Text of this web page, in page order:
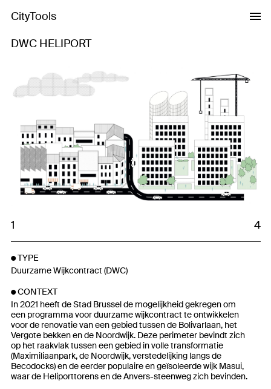
CityTools
DWC HELIPORT
Previous Next
1 4
TYPE
Duurzame Wijkcontract (DWC)
CONTEXT
In 2021 heeft de Stad Brussel de mogelijkheid gekregen om
een programma voor duurzame wijkcontract te ontwikkelen
voor de renovatie van een gebied tussen de Bolivarlaan, het
Vergote bekken en de Noordwijk. Deze perimeter bevindt zich
op het raakvlak tussen een gebied in volle transformatie
(Maximiliaanpark, de Noordwijk, verstedelijking langs de
Becodocks) en de eerder populaire en geïsoleerde wijk Masui,
waar de Heliporttorens en de Anvers-steenweg zich bevinden.